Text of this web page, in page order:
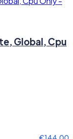
Global, Cpu